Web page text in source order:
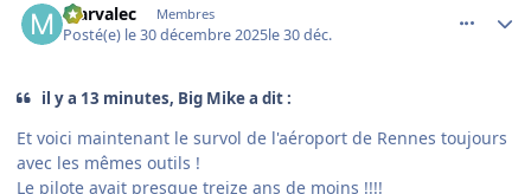
Marvalec Membres
Posté(e) le 30 décembre 2025le 30 déc.
il y a 13 minutes, Big Mike a dit :
Et voici maintenant le survol de l'aéroport de Rennes toujours
avec les mêmes outils !
Le pilote avait presque treize ans de moins !!!!